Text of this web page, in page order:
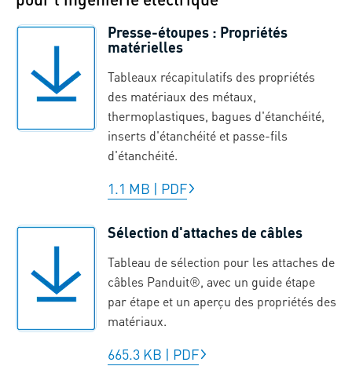
Presse-étoupes : Propriétés
matérielles
Tableaux récapitulatifs des propriétés
des matériaux des métaux,
thermoplastiques, bagues d'étanchéité,
inserts d'étanchéité et passe-fils
d'étanchéité.
1.1 MB | PDF
Sélection d'attaches de câbles
Tableau de sélection pour les attaches de
câbles Panduit®, avec un guide étape
par étape et un aperçu des propriétés des
matériaux.
665.3 KB | PDF